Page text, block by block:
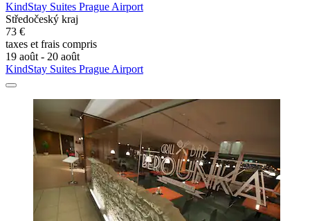
KindStay Suites Prague Airport
Středočeský kraj
73 €
taxes et frais compris
19 août - 20 août
KindStay Suites Prague Airport